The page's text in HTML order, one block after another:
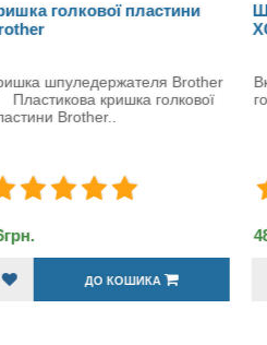
Шпуледержатель Brother
XC8993321
Вкладиш човника
горизонтальний Brother XC8993321
Вкладиш човника..
480грн.
ДО КОШИКА